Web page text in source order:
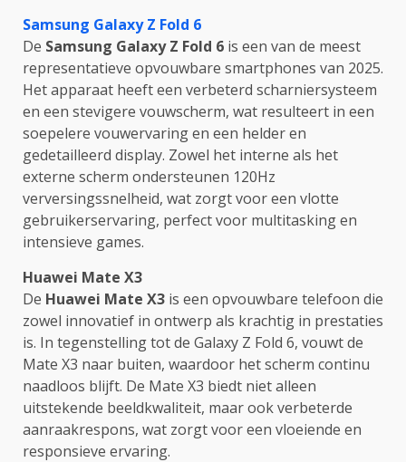
Samsung Galaxy Z Fold 6
De Samsung Galaxy Z Fold 6 is een van de meest
representatieve opvouwbare smartphones van 2025.
Het apparaat heeft een verbeterd scharniersysteem
en een stevigere vouwscherm, wat resulteert in een
soepelere vouwervaring en een helder en
gedetailleerd display. Zowel het interne als het
externe scherm ondersteunen 120Hz
verversingssnelheid, wat zorgt voor een vlotte
gebruikerservaring, perfect voor multitasking en
intensieve games.
Huawei Mate X3
De Huawei Mate X3 is een opvouwbare telefoon die
zowel innovatief in ontwerp als krachtig in prestaties
is. In tegenstelling tot de Galaxy Z Fold 6, vouwt de
Mate X3 naar buiten, waardoor het scherm continu
naadloos blijft. De Mate X3 biedt niet alleen
uitstekende beeldkwaliteit, maar ook verbeterde
aanraakrespons, wat zorgt voor een vloeiende en
responsieve ervaring.